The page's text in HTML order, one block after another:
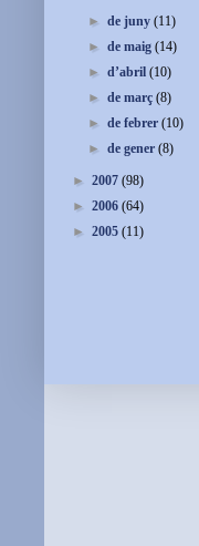
►de juny(11)
►de maig(14)
►d’abril(10)
►de març(8)
►de febrer(10)
►de gener(8)
► 2007 (98)
► 2006 (64)
► 2005 (11)